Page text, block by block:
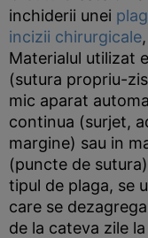
inchiderii unei
incizii chirurgicale
Materialul utilizat
(sutura propriu-
mic aparat
continua (surjet,
margine) sau in
(puncte de
tipul de plaga, se
care se
de la cateva zile